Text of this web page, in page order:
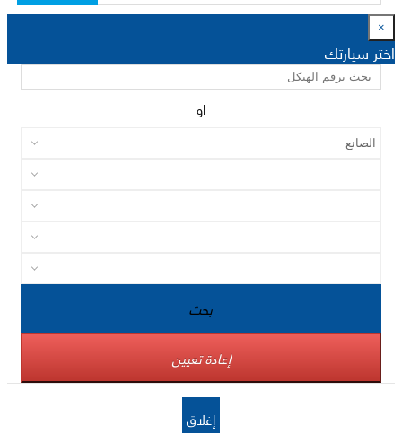
×
اختر سيارتك
او
بحث
إعادة تعيين
إغلاق